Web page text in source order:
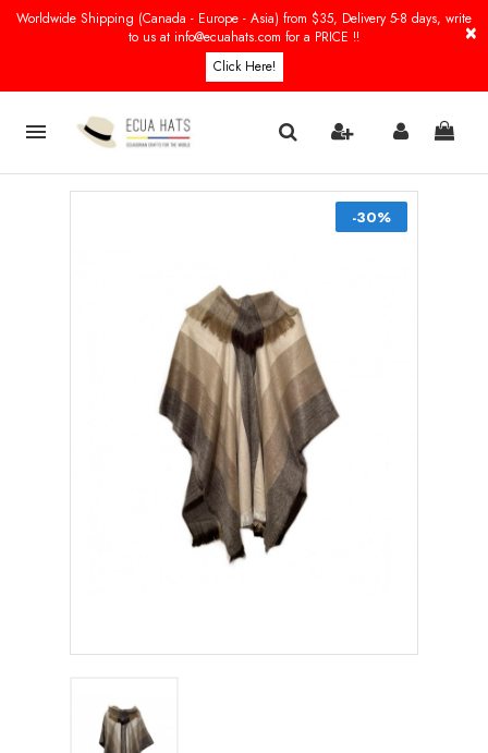
×
Worldwide Shipping (Canada - Europe - Asia) from $35, Delivery 5-8 days, write
to us at info@ecuahats.com for a PRICE !!
Click Here!

-30%